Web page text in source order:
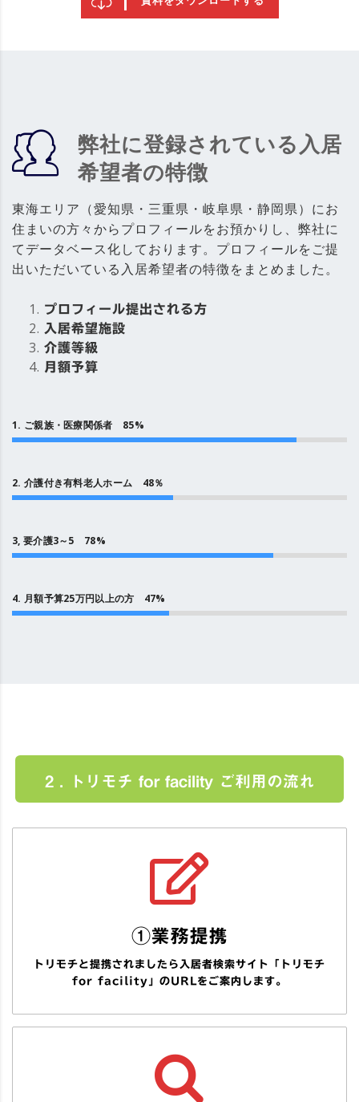
弊社に登録されている入居
希望者の特徴
東海エリア（愛知県・三重県・岐阜県・静岡県）にお
住まいの方々からプロフィールをお預かりし、弊社に
てデータベース化しております。プロフィールをご提
出いただいている入居希望者の特徴をまとめました。
プロフィール提出される方
入居希望施設
介護等級
月額予算
1. ご親族・医療関係者 85%
2. 介護付き有料老人ホーム 48％
3, 要介護3～5 78%
4. 月額予算25万円以上の方 47%
2 . トリモチ for facility ご利用の流れ
①業務提携
トリモチと提携されましたら入居者検索サイト「トリモチ
for facility」のURLをご案内します。